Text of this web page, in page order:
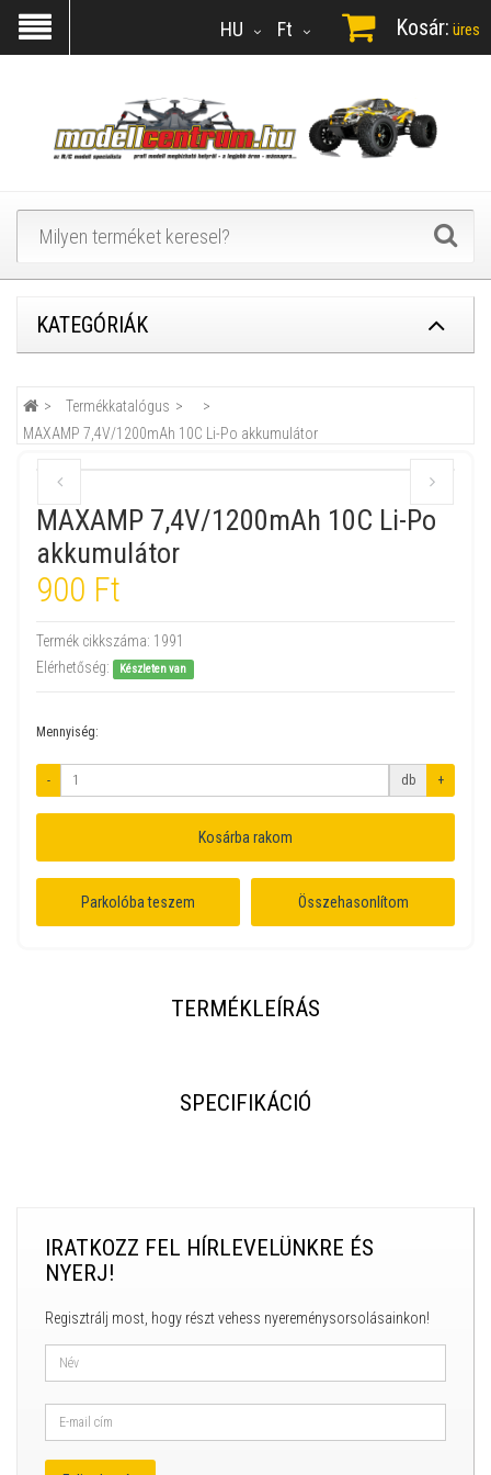
Ft
HU Kosár: üres
KATEGÓRIÁK
Termékkatalógus
MAXAMP 7,4V/1200mAh 10C Li-Po akkumulátor
MAXAMP 7,4V/1200mAh 10C Li-Po
akkumulátor
900 Ft
Termék cikkszáma: 1991
Elérhetőség:
Készleten van
Mennyiség:
- db +
Kosárba rakom
Parkolóba teszem Összehasonlítom
TERMÉKLEÍRÁS
SPECIFIKÁCIÓ
IRATKOZZ FEL HÍRLEVELÜNKRE ÉS
NYERJ!
Regisztrálj most, hogy részt vehess nyereménysorsolásainkon!